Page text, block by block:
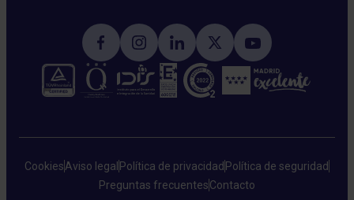
CookiesAviso legal Política de privacidad Política de seguridad
Preguntas frecuentesContacto